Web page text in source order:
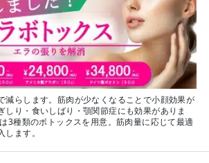
減らします。筋肉が少なくなることで小顔効果が
しり・食いしばり・顎関節症にも効果がありま
3種類のボトックスを用意。筋肉量に応じて最適
ます。